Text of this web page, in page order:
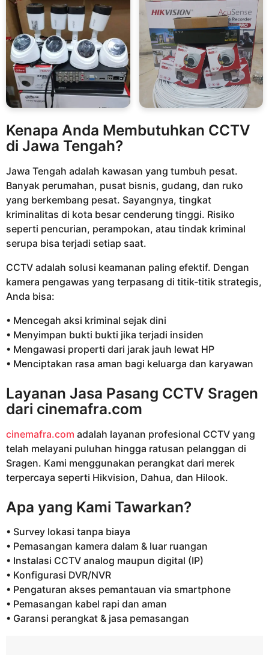
Kenapa Anda Membutuhkan CCTV
di Jawa Tengah?
Jawa Tengah adalah kawasan yang tumbuh pesat.
Banyak perumahan, pusat bisnis, gudang, dan ruko
yang berkembang pesat. Sayangnya, tingkat
kriminalitas di kota besar cenderung tinggi. Risiko
seperti pencurian, perampokan, atau tindak kriminal
serupa bisa terjadi setiap saat.
CCTV adalah solusi keamanan paling efektif. Dengan
kamera pengawas yang terpasang di titik-titik strategis,
Anda bisa:
• Mencegah aksi kriminal sejak dini
• Menyimpan bukti bukti jika terjadi insiden
• Mengawasi properti dari jarak jauh lewat HP
• Menciptakan rasa aman bagi keluarga dan karyawan
Layanan Jasa Pasang CCTV Sragen
dari cinemafra.com
cinemafra.com adalah layanan profesional CCTV yang
telah melayani puluhan hingga ratusan pelanggan di
Sragen. Kami menggunakan perangkat dari merek
terpercaya seperti Hikvision, Dahua, dan Hilook.
Apa yang Kami Tawarkan?
• Survey lokasi tanpa biaya
• Pemasangan kamera dalam & luar ruangan
• Instalasi CCTV analog maupun digital (IP)
• Konfigurasi DVR/NVR
• Pengaturan akses pemantauan via smartphone
• Pemasangan kabel rapi dan aman
• Garansi perangkat & jasa pemasangan